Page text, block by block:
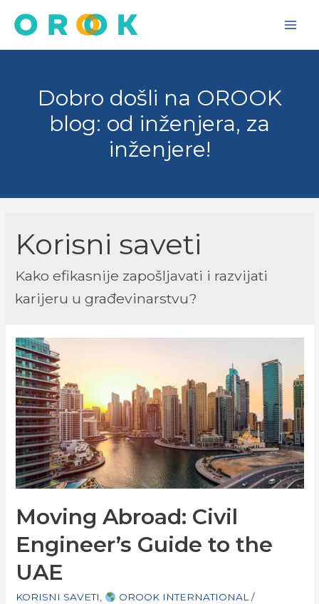
Dobro došli na OROOK
blog: od inženjera, za
inženjere!
Korisni saveti
Kako efikasnije zapošljavati i razvijati
karijeru u građevinarstvu?
Moving Abroad: Civil
Engineer’s Guide to the
UAE
KORISNI SAVETI, OROOK INTERNATIONAL/